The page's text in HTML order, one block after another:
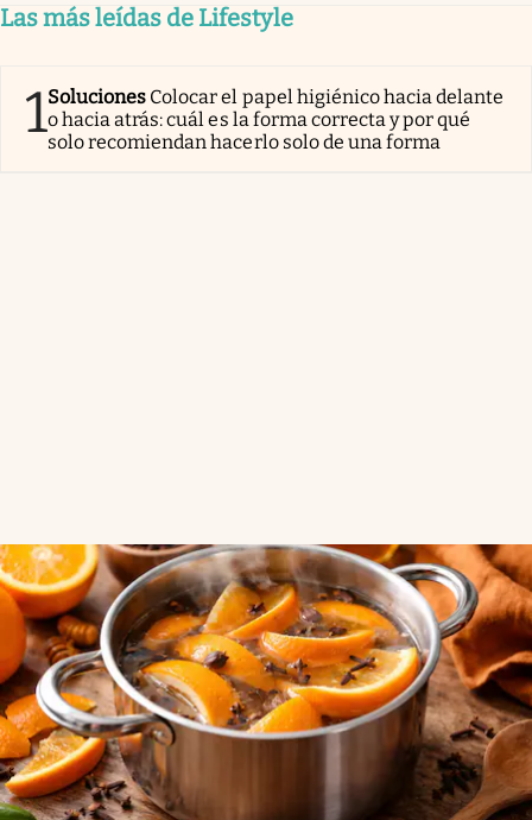
Las más leídas de Lifestyle
1Soluciones Colocar el papel higiénico hacia delante
o hacia atrás: cuál es la forma correcta y por qué
solo recomiendan hacerlo solo de una forma